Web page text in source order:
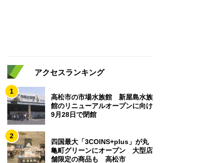
アクセスランキング
1
高松市の市場水族館 新屋島水族
館のリニューアルオープンに向け
9月28日で閉館
2
四国最大「3COINS+plus」が丸
亀町グリーンにオープン 大型店
舗限定の商品も 高松市